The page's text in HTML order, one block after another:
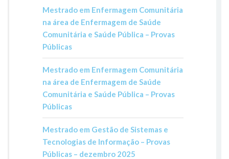
Mestrado em Enfermagem Comunitária
na área de Enfermagem de Saúde
Comunitária e Saúde Pública – Provas
Públicas
Mestrado em Enfermagem Comunitária
na área de Enfermagem de Saúde
Comunitária e Saúde Pública – Provas
Públicas
Mestrado em Gestão de Sistemas e
Tecnologias de Informação – Provas
Públicas – dezembro 2025